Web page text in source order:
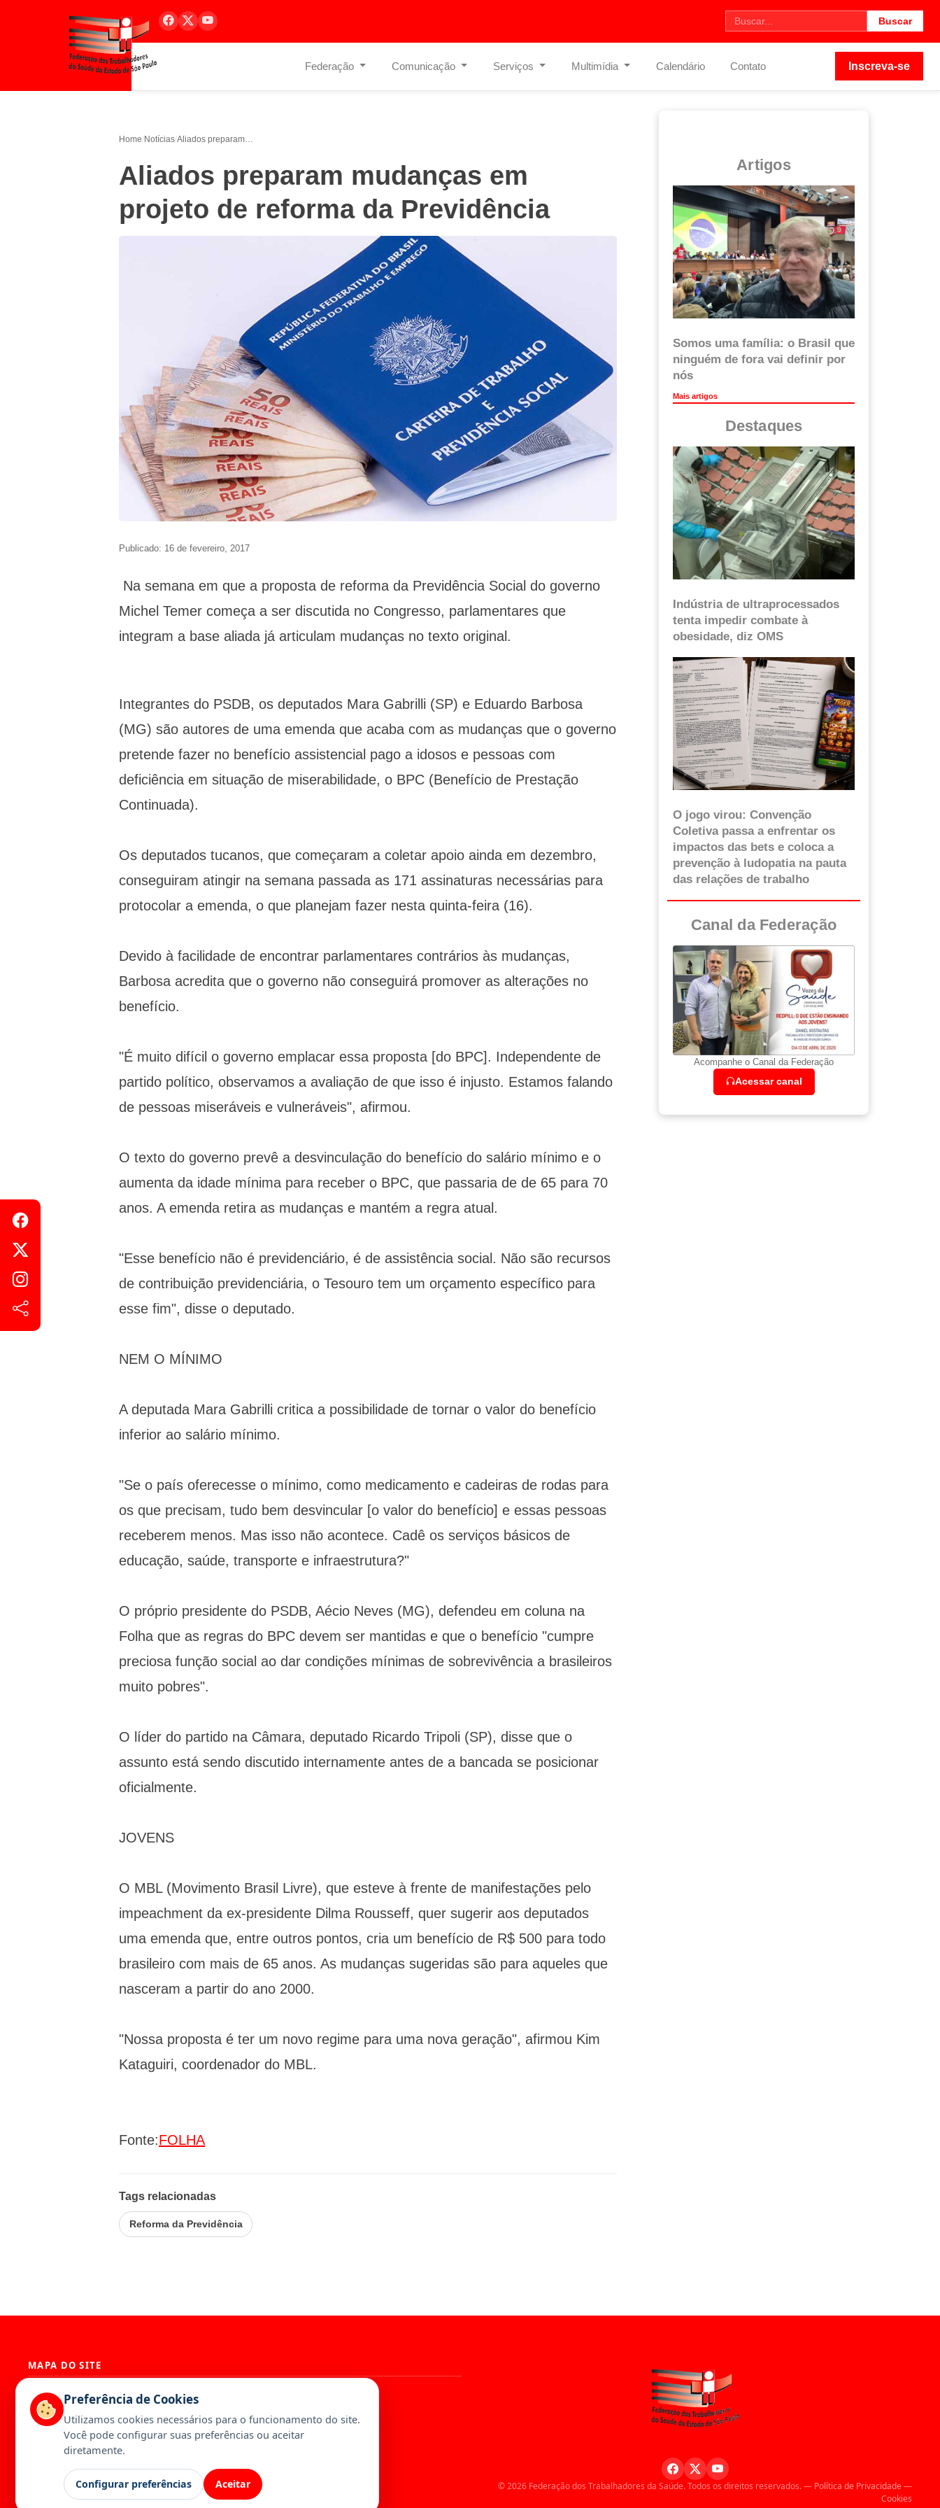
Buscar
Federação Comunicação Serviços Multimídia Calendário Contato Inscreva-se
Home/Notícias/ Aliados preparam mudanças em projeto de reforma da Previdência
Aliados preparam mudanças em
projeto de reforma da Previdência
Publicado: 16 de fevereiro, 2017
Na semana em que a proposta de reforma da Previdência Social do governo
Michel Temer começa a ser discutida no Congresso, parlamentares que
integram a base aliada já articulam mudanças no texto original.
Integrantes do PSDB, os deputados Mara Gabrilli (SP) e Eduardo Barbosa
(MG) são autores de uma emenda que acaba com as mudanças que o governo
pretende fazer no benefício assistencial pago a idosos e pessoas com
deficiência em situação de miserabilidade, o BPC (Benefício de Prestação
Continuada).
Os deputados tucanos, que começaram a coletar apoio ainda em dezembro,
conseguiram atingir na semana passada as 171 assinaturas necessárias para
protocolar a emenda, o que planejam fazer nesta quinta-feira (16).
Devido à facilidade de encontrar parlamentares contrários às mudanças,
Barbosa acredita que o governo não conseguirá promover as alterações no
benefício.
"É muito difícil o governo emplacar essa proposta [do BPC]. Independente de
partido político, observamos a avaliação de que isso é injusto. Estamos falando
de pessoas miseráveis e vulneráveis", afirmou.
O texto do governo prevê a desvinculação do benefício do salário mínimo e o
aumenta da idade mínima para receber o BPC, que passaria de de 65 para 70
anos. A emenda retira as mudanças e mantém a regra atual.
"Esse benefício não é previdenciário, é de assistência social. Não são recursos
de contribuição previdenciária, o Tesouro tem um orçamento específico para
esse fim", disse o deputado.
NEM O MÍNIMO
A deputada Mara Gabrilli critica a possibilidade de tornar o valor do benefício
inferior ao salário mínimo.
"Se o país oferecesse o mínimo, como medicamento e cadeiras de rodas para
os que precisam, tudo bem desvincular [o valor do benefício] e essas pessoas
receberem menos. Mas isso não acontece. Cadê os serviços básicos de
educação, saúde, transporte e infraestrutura?"
O próprio presidente do PSDB, Aécio Neves (MG), defendeu em coluna na
Folha que as regras do BPC devem ser mantidas e que o benefício "cumpre
preciosa função social ao dar condições mínimas de sobrevivência a brasileiros
muito pobres".
O líder do partido na Câmara, deputado Ricardo Tripoli (SP), disse que o
assunto está sendo discutido internamente antes de a bancada se posicionar
oficialmente.
JOVENS
O MBL (Movimento Brasil Livre), que esteve à frente de manifestações pelo
impeachment da ex-presidente Dilma Rousseff, quer sugerir aos deputados
uma emenda que, entre outros pontos, cria um benefício de R$ 500 para todo
brasileiro com mais de 65 anos. As mudanças sugeridas são para aqueles que
nasceram a partir do ano 2000.
"Nossa proposta é ter um novo regime para uma nova geração", afirmou Kim
Kataguiri, coordenador do MBL.
Fonte:FOLHA
Tags relacionadas
Reforma da Previdência
Artigos
Somos uma família: o Brasil que
ninguém de fora vai definir por
nós
Mais artigos
Destaques
Indústria de ultraprocessados
tenta impedir combate à
obesidade, diz OMS
O jogo virou: Convenção
Coletiva passa a enfrentar os
impactos das bets e coloca a
prevenção à ludopatia na pauta
das relações de trabalho
Canal da Federação
Acompanhe o Canal da Federação
Acessar canal
MAPA DO SITE
História
Diretoria
Estatuto
Canal da Federação
Calendário
Inscreva-se
© 2026 Federação dos Trabalhadores da Saúde. Todos os direitos reservados. — Política de Privacidade —
Cookies
Preferência de Cookies
Utilizamos cookies necessários para o funcionamento do site.
Você pode configurar suas preferências ou aceitar
diretamente.
Configurar preferências Aceitar